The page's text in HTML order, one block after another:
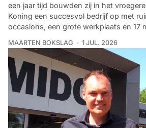
een jaar tijd bouwden zij in het
Koning een succesvol bedrijf op met
occasions, een grote werkplaats en 17
MAARTEN BOKSLAG 1 JUL. 2026